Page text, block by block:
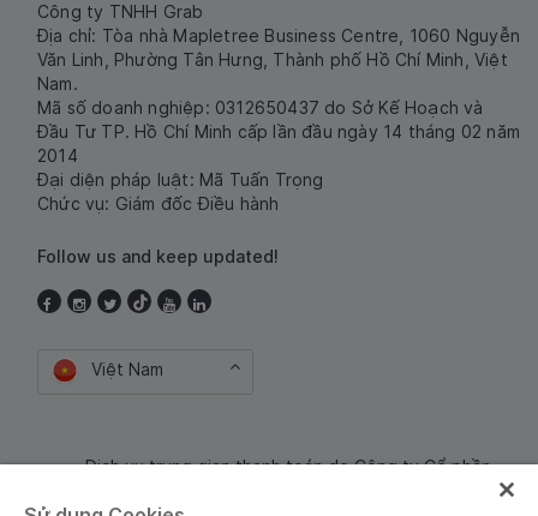
Công ty TNHH Grab
Địa chỉ: Tòa nhà Mapletree Business Centre, 1060 Nguyễn
Văn Linh, Phường Tân Hưng, Thành phố Hồ Chí Minh, Việt
Nam.
Mã số doanh nghiệp: 0312650437 do Sở Kế Hoạch và
Đầu Tư TP. Hồ Chí Minh cấp lần đầu ngày 14 tháng 02 năm
2014
Đại diện pháp luật: Mã Tuấn Trọng
Chức vụ: Giám đốc Điều hành
Follow us and keep updated!
Việt Nam
Dịch vụ trung gian thanh toán do Công ty Cổ phần